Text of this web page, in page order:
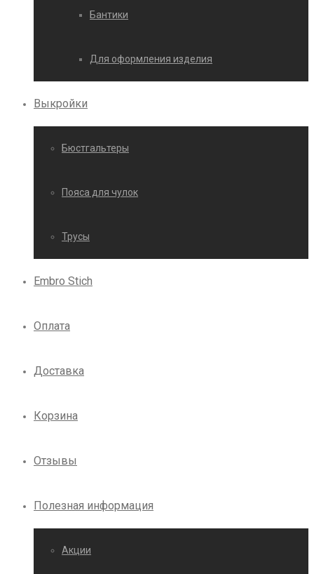
Бантики
Для оформления изделия
Выкройки
Бюстгальтеры
Пояса для чулок
Трусы
Embro Stich
Оплата
Доставка
Корзина
Отзывы
Полезная информация
Акции